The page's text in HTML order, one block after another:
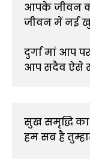
आपके जीवन
जीवन में नई
दुर्गा मां आप
आप सदैव ऐसे
सुख समृद्धि का
हम सब है